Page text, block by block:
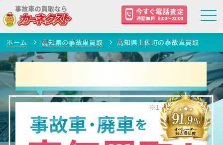
ホーム 高知県の事故車買取 高知県土佐町の事故車買取